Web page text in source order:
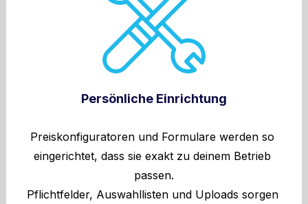
Persönliche Einrichtung
Preiskonfiguratoren und Formulare werden so
eingerichtet, dass sie exakt zu deinem Betrieb
passen.
Pflichtfelder, Auswahllisten und Uploads sorgen